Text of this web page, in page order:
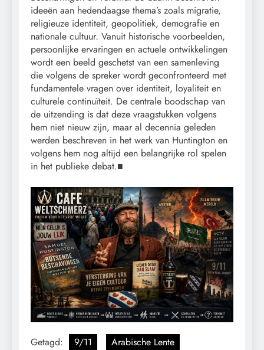
ideeën aan hedendaagse thema’s zoals migratie,
religieuze identiteit, geopolitiek, demografie en
nationale cultuur. Vanuit historische voorbeelden,
persoonlijke ervaringen en actuele ontwikkelingen
wordt een beeld geschetst van een samenleving
die volgens de spreker wordt geconfronteerd met
fundamentele vragen over identiteit, loyaliteit en
culturele continuïteit. De centrale boodschap van
de uitzending is dat deze vraagstukken volgens
hem niet nieuw zijn, maar al decennia geleden
werden beschreven in het werk van Huntington en
volgens hem nog altijd een belangrijke rol spelen
in het publieke debat.■
Getagd: 9/11
Arabische Lente